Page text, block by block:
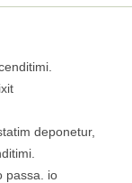
deponetur,
passa. io